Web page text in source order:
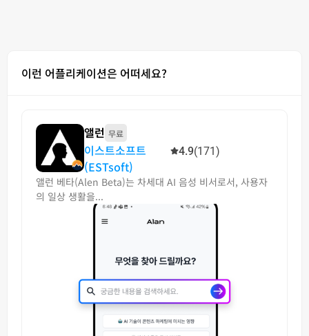
이런 어플리케이션은 어떠세요?
앨런 무료
이스트소프트
(ESTsoft)
4.9(171)
앨런 베타(Alen Beta)는 차세대 AI 음성 비서로서, 사용자
의 일상 생활을...